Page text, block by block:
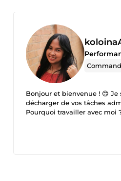
Bonjour et bienvenue ! 😊
décharger de vos tâches
Pourquoi travailler avec moi
précision. Que ce soit pour
aider à rester sur la voie du
🗣️, je m'assure que toutes